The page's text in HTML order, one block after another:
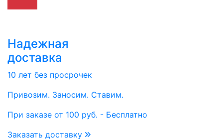
Надежная
доставка
10 лет без просрочек
Привозим. Заносим. Ставим.
При заказе от 100 руб. - Бесплатно
Заказать доставку